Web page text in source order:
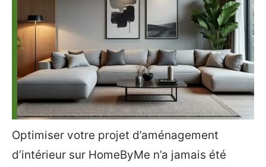
Optimiser votre projet d’aménagement
d’intérieur sur HomeByMe n’a jamais été